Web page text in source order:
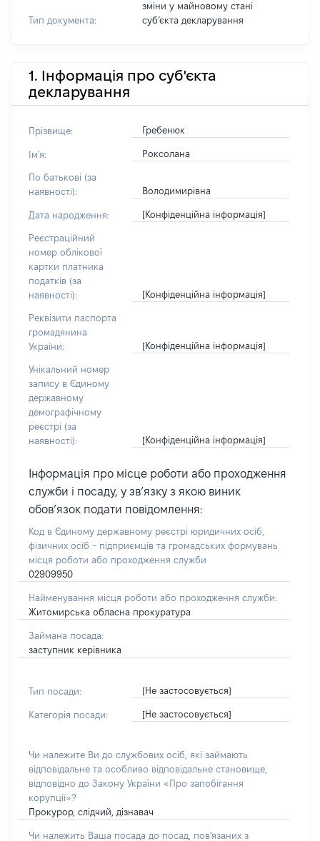
Тип документа:
зміни у майновому стані
субʼєкта декларування
1. Інформація про суб'єкта
декларування
Прізвище: Гребенюк
Ім'я: Роксолана
По батькові (за
наявності):
Володимирівна
Дата народження: [Конфіденційна інформація]
Реєстраційний
номер облікової
картки платника
податків (за
наявності):
[Конфіденційна інформація]
Реквізити паспорта
громадянина
України:
[Конфіденційна інформація]
Унікальний номер
запису в Єдиному
державному
демографічному
реєстрі (за
наявності):
[Конфіденційна інформація]
Інформація про місце роботи або проходження
служби і посаду, у зв’язку з якою виник
обов’язок подати повідомлення:
Код в Єдиному державному реєстрі юридичних осіб,
фізичних осіб - підприємців та громадських формувань
місця роботи або проходження служби
02909950
Найменування місця роботи або проходження служби:
Житомирська обласна прокуратура
Займана посада:
заступник керівника
Тип посади: [Не застосовується]
Категорія посади: [Не застосовується]
Чи належите Ви до службових осіб, які займають
відповідальне та особливо відповідальне становище,
відповідно до Закону України «Про запобігання
корупції»?
Прокурор, слідчий, дізнавач
Чи належить Ваша посада до посад, пов'язаних з